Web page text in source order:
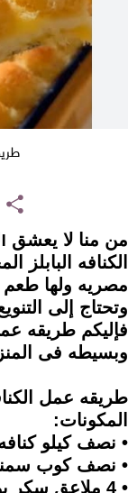
Share
من منا لا يعشق
الكنافه
مصريه ولها طعم
وتحتاج إلى
فإليكم طريقه
وبسيطه فى
طريقه عمل
المكونات:
• نصف كيلو
• نصف كوب
• 4 ملاعق سكر بودر